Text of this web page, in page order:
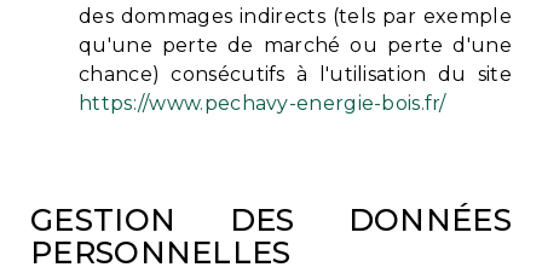
des dommages indirects (tels par exemple
qu'une perte de marché ou perte d'une
chance) consécutifs à l'utilisation du site
https://www.pechavy-energie-bois.fr/
GESTION DES DONNÉES
PERSONNELLES